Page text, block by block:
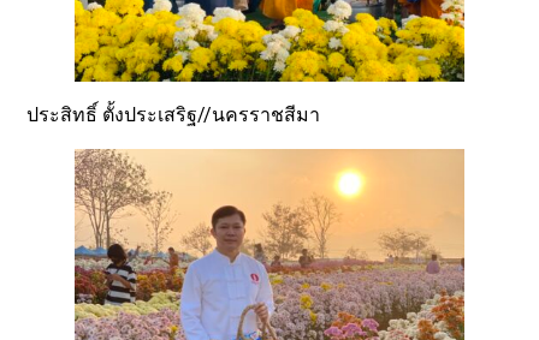
ประสิทธิ์ ตั้งประเสริฐ//นครราชสีมา